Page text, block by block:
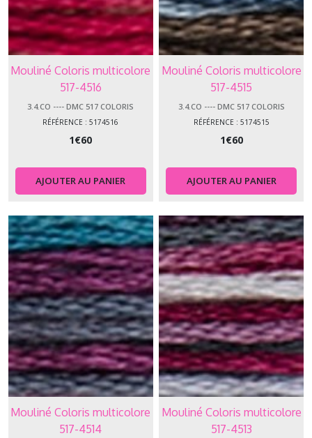
Mouliné Coloris multicolore
517-4516
3.4.CO ---- DMC 517 COLORIS
RÉFÉRENCE : 5174516
1€60
AJOUTER AU PANIER
Mouliné Coloris multicolore
517-4515
3.4.CO ---- DMC 517 COLORIS
RÉFÉRENCE : 5174515
1€60
AJOUTER AU PANIER
Mouliné Coloris multicolore
517-4514
Mouliné Coloris multicolore
517-4513